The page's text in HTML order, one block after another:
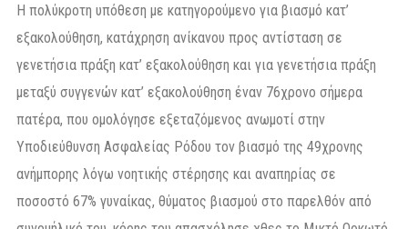
Η πολύκροτη υπόθεση με κατηγορούμενο για βιασμό κατ’
εξακολούθηση, κατάχρηση ανίκανου προς αντίσταση σε
γενετήσια πράξη κατ’ εξακολούθηση και για γενετήσια πράξη
μεταξύ συγγενών κατ’ εξακολούθηση έναν 76χρονο σήμερα
πατέρα, που ομολόγησε εξεταζόμενος ανωμοτί στην
Υποδιεύθυνση Ασφαλείας Ρόδου τον βιασμό της 49χρονης
ανήμπορης λόγω νοητικής στέρησης και αναπηρίας σε
ποσοστό 67% γυναίκας, θύματος βιασμού στο παρελθόν από